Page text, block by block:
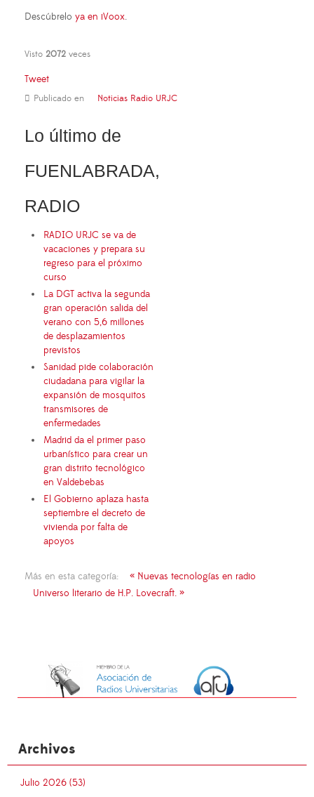
Descúbrelo ya en iVoox.
Visto 2072 veces
Tweet
Publicado en Noticias Radio URJC
Lo último de
FUENLABRADA,
RADIO
RADIO URJC se va de
vacaciones y prepara su
regreso para el próximo
curso
La DGT activa la segunda
gran operación salida del
verano con 5,6 millones
de desplazamientos
previstos
Sanidad pide colaboración
ciudadana para vigilar la
expansión de mosquitos
transmisores de
enfermedades
Madrid da el primer paso
urbanístico para crear un
gran distrito tecnológico
en Valdebebas
El Gobierno aplaza hasta
septiembre el decreto de
vivienda por falta de
apoyos
Más en esta categoría:
« Nuevas tecnologías en radio
Universo literario de H.P. Lovecraft. »
Archivos
Julio 2026 (53)